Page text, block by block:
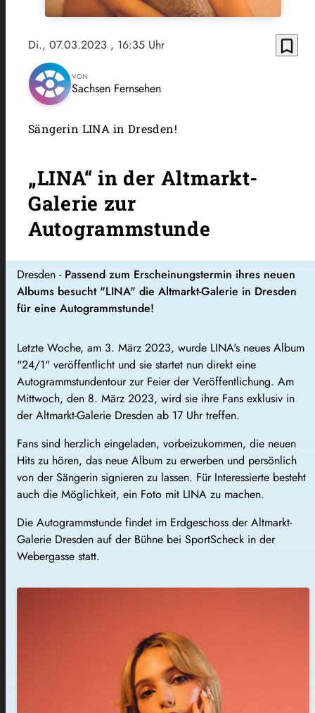
Di., 07.03.2023 , 16:35 Uhr bookmark_border
VON
Sachsen Fernsehen
Sängerin LINA in Dresden!
„LINA“ in der Altmarkt-
Galerie zur
Autogrammstunde
Dresden - Passend zum Erscheinungstermin ihres neuen
Albums besucht "LINA" die Altmarkt-Galerie in Dresden
für eine Autogrammstunde!
Letzte Woche, am 3. März 2023, wurde LINA's neues Album
"24/1" veröffentlicht und sie startet nun direkt eine
Autogrammstundentour zur Feier der Veröffentlichung. Am
Mittwoch, den 8. März 2023, wird sie ihre Fans exklusiv in
der Altmarkt-Galerie Dresden ab 17 Uhr treffen.
Fans sind herzlich eingeladen, vorbeizukommen, die neuen
Hits zu hören, das neue Album zu erwerben und persönlich
von der Sängerin signieren zu lassen. Für Interessierte besteht
auch die Möglichkeit, ein Foto mit LINA zu machen.
Die Autogrammstunde findet im Erdgeschoss der Altmarkt-
Galerie Dresden auf der Bühne bei SportScheck in der
Webergasse statt.